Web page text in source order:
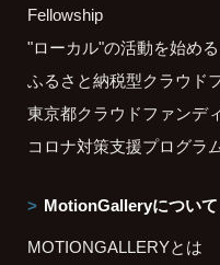
Fellowship
"ローカル"の活動を始める
ふるさと納税型クラウド
東京都クラウドファンデ
コロナ対策支援プログラ
MotionGalleryについて
MOTIONGALLERYとは